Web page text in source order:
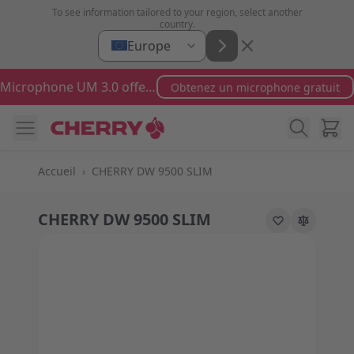
Aller au contenuTo see information tailored to your region, select another
country.
Europe
Microphone UM 3.0 offert pour toute commande supérieure à 100 € Obtenez un microphone gratuit
Cart
Accueil › CHERRY DW 9500 SLIM
CHERRY DW 9500 SLIM